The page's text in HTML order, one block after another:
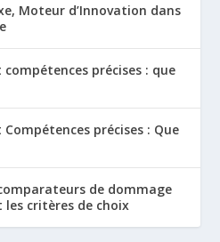
Moteur d’Innovation dans
précises : que
précises : Que
de dommage
critères de choix